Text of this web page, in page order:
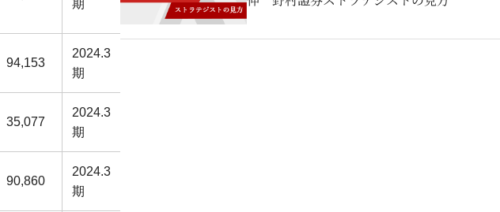
期
94,153
2024.3
期
35,077
2024.3
期
90,860
2024.3
期